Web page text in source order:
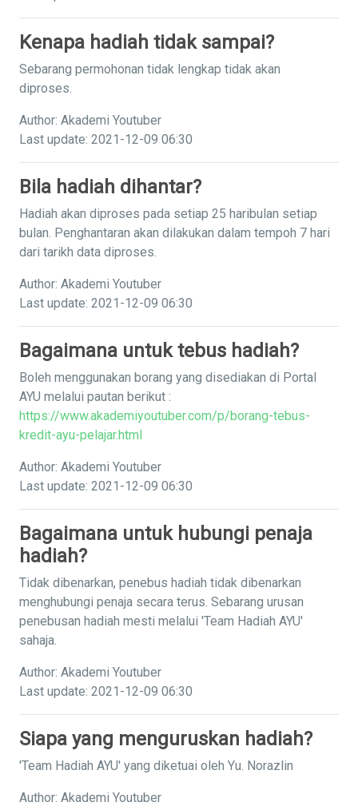
Kenapa hadiah tidak sampai?
Sebarang permohonan tidak lengkap tidak akan
diproses.
Author: Akademi Youtuber
Last update: 2021-12-09 06:30
Bila hadiah dihantar?
Hadiah akan diproses pada setiap 25 haribulan setiap
bulan. Penghantaran akan dilakukan dalam tempoh 7 hari
dari tarikh data diproses.
Author: Akademi Youtuber
Last update: 2021-12-09 06:30
Bagaimana untuk tebus hadiah?
Boleh menggunakan borang yang disediakan di Portal
AYU melalui pautan berikut :
https://www.akademiyoutuber.com/p/borang-tebus-
kredit-ayu-pelajar.html
Author: Akademi Youtuber
Last update: 2021-12-09 06:30
Bagaimana untuk hubungi penaja
hadiah?
Tidak dibenarkan, penebus hadiah tidak dibenarkan
menghubungi penaja secara terus. Sebarang urusan
penebusan hadiah mesti melalui 'Team Hadiah AYU'
sahaja.
Author: Akademi Youtuber
Last update: 2021-12-09 06:30
Siapa yang menguruskan hadiah?
'Team Hadiah AYU' yang diketuai oleh Yu. Norazlin
Author: Akademi Youtuber